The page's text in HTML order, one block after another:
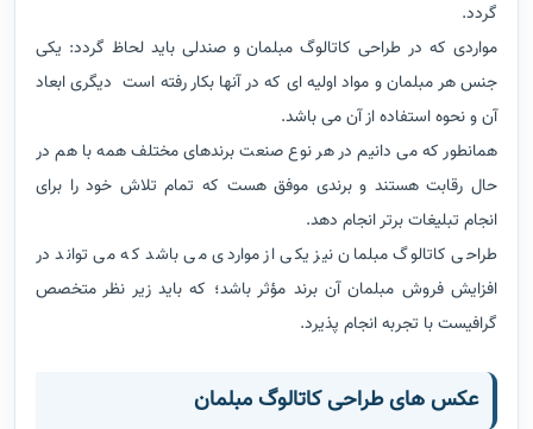
گردد.
مواردی که در طراحی کاتالوگ مبلمان و صندلی باید لحاظ گردد: یکی
جنس هر مبلمان و مواد اولیه ای که در آنها بکار رفته است دیگری ابعاد
آن و نحوه استفاده از آن می باشد.
همانطور که می دانیم در هر نوع صنعت برندهای مختلف همه با هم در
حال رقابت هستند و برندی موفق هست که تمام تلاش خود را برای
انجام تبلیغات برتر انجام دهد.
طراحی کاتالوگ مبلمان نیز یکی از مواردی می باشد که می تواند در
افزایش فروش مبلمان آن برند مؤثر باشد؛ که باید زیر نظر متخصص
گرافیست با تجربه انجام پذیرد.
عکس های طراحی کاتالوگ مبلمان